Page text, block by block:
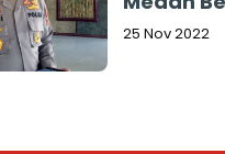
25 Nov 2022